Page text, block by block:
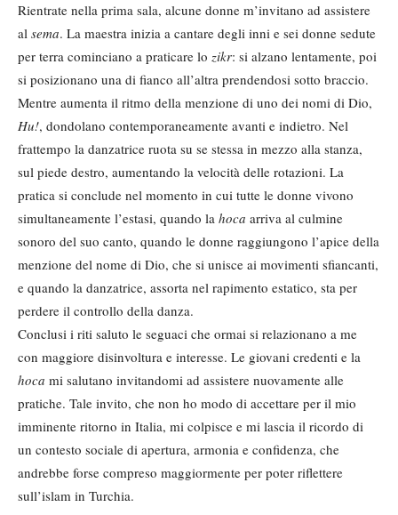
Rientrate nella prima sala, alcune donne m’invitano ad assistere
al sema. La maestra inizia a cantare degli inni e sei donne sedute
per terra cominciano a praticare lo zikr: si alzano lentamente, poi
si posizionano una di fianco all’altra prendendosi sotto braccio.
Mentre aumenta il ritmo della menzione di uno dei nomi di Dio,
Hu!, dondolano contemporaneamente avanti e indietro. Nel
frattempo la danzatrice ruota su se stessa in mezzo alla stanza,
sul piede destro, aumentando la velocità delle rotazioni. La
pratica si conclude nel momento in cui tutte le donne vivono
simultaneamente l’estasi, quando la hoca arriva al culmine
sonoro del suo canto, quando le donne raggiungono l’apice della
menzione del nome di Dio, che si unisce ai movimenti sfiancanti,
e quando la danzatrice, assorta nel rapimento estatico, sta per
perdere il controllo della danza.
Conclusi i riti saluto le seguaci che ormai si relazionano a me
con maggiore disinvoltura e interesse. Le giovani credenti e la
hoca mi salutano invitandomi ad assistere nuovamente alle
pratiche. Tale invito, che non ho modo di accettare per il mio
imminente ritorno in Italia, mi colpisce e mi lascia il ricordo di
un contesto sociale di apertura, armonia e confidenza, che
andrebbe forse compreso maggiormente per poter riflettere
sull’islam in Turchia.